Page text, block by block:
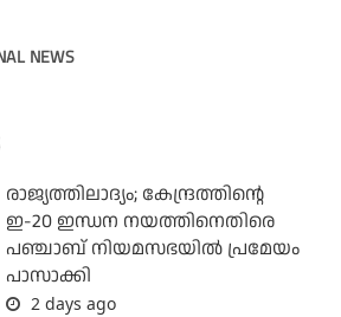
NEWS
രാജ്യത്തിലാദ്യം; കേന്ദ്രത്തിന്റെ
ഇ-20 ഇന്ധന നയത്തിനെതിരെ
പഞ്ചാബ് നിയമസഭയില്‍ പ്രമേയം
പാസാക്കി
2 days ago